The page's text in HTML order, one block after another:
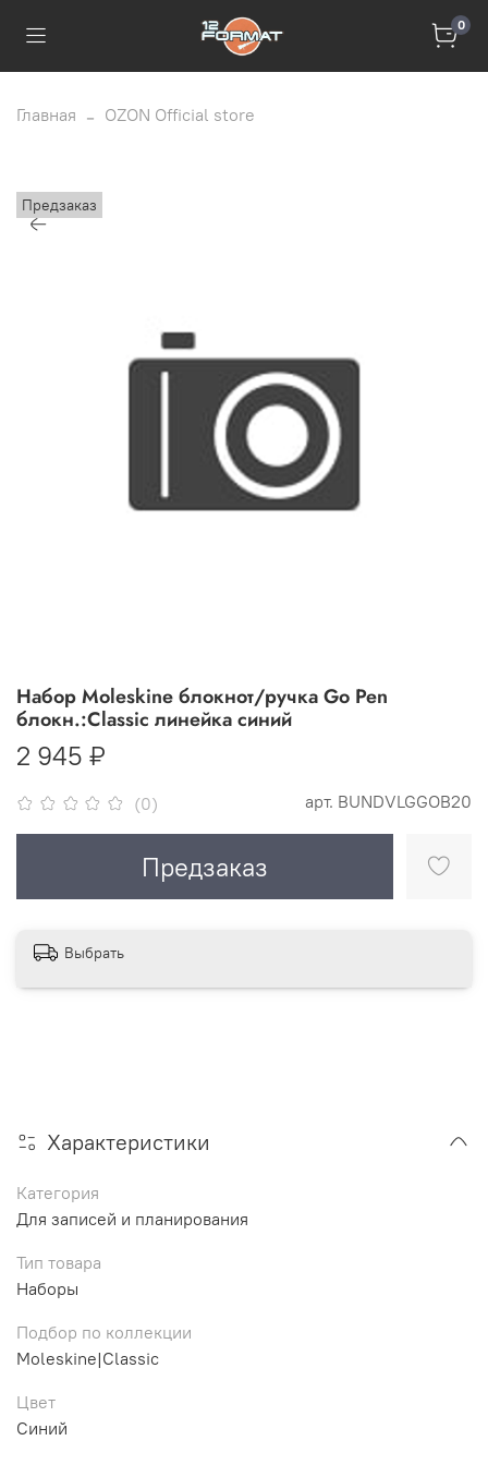
0
Главная OZON Official store
Предзаказ
(0) арт. BUNDVLGGOB20
Набор Moleskine блокнот/ручка Go Pen
блокн.:Classic линейка синий
2 945 ₽
Предзаказ
Выбрать
Характеристики
Категория
Для записей и планирования
Тип товара
Наборы
Подбор по коллекции
Moleskine|Classic
Цвет
Синий